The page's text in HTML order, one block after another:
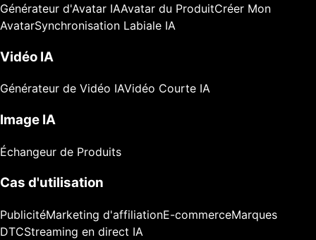
Générateur d'Avatar IAAvatar du ProduitCréer Mon
AvatarSynchronisation Labiale IA
Vidéo IA
Générateur de Vidéo IAVidéo Courte IA
Image IA
Échangeur de Produits
Cas d'utilisation
PublicitéMarketing d'affiliationE-commerceMarques
DTCStreaming en direct IA